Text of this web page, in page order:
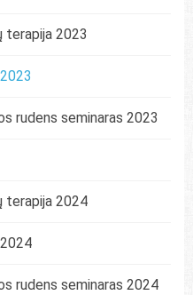
terapija 2023
rudens seminaras 2023
terapija 2024
rudens seminaras 2024